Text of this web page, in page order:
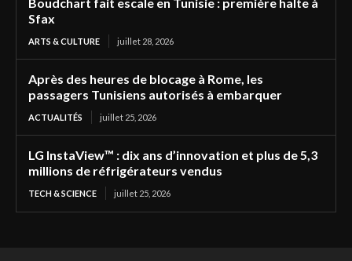
Sfax
ARTS & CULTURE juillet 28, 2026
Après des heures de blocage à Rome, les
passagers Tunisiens autorisés à embarquer
ACTUALITÉS juillet 25, 2026
LG InstaView™ : dix ans d’innovation et plus de 5,3
millions de réfrigérateurs vendus
TECH & SCIENCE juillet 25, 2026